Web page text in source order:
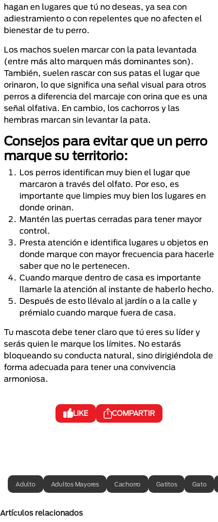
hagan en lugares que tú no deseas, ya sea con
adiestramiento o con repelentes que no afecten el
bienestar de tu perro.
Los machos suelen marcar con la pata levantada
(entre más alto marquen más dominantes son).
También, suelen rascar con sus patas el lugar que
orinaron, lo que significa una señal visual para otros
perros a diferencia del marcaje con orina que es una
señal olfativa. En cambio, los cachorros y las
hembras marcan sin levantar la pata.
Consejos para evitar que un perro
marque su territorio:
Los perros identifican muy bien el lugar que
marcaron a través del olfato. Por eso, es
importante que limpies muy bien los lugares en
donde orinan.
Mantén las puertas cerradas para tener mayor
control.
Presta atención e identifica lugares u objetos en
donde marque con mayor frecuencia para hacerle
saber que no le pertenecen.
Cuando marque dentro de casa es importante
llamarle la atención al instante de haberlo hecho.
Después de esto llévalo al jardín o a la calle y
prémialo cuando marque fuera de casa.
Tu mascota debe tener claro que tú eres su líder y
serás quien le marque los límites. No estarás
bloqueando su conducta natural, sino dirigiéndola de
forma adecuada para tener una convivencia
armoniosa.
LIKE COMPARTIR
Adulto Adultos Mayores Cachorro Gatitos Gato
Artículos relacionados